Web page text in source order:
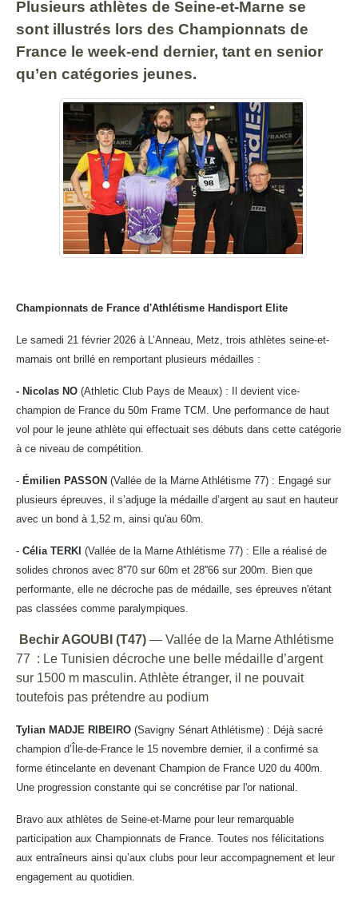
Plusieurs athlètes de Seine-et-Marne se
sont illustrés lors des Championnats de
France le week-end dernier, tant en senior
qu’en catégories jeunes.
Championnats de France d'Athlétisme Handisport Elite
Le samedi 21 février 2026 à L’Anneau, Metz, trois athlètes seine-et-
marnais ont brillé en remportant plusieurs médailles :
- Nicolas NO (Athletic Club Pays de Meaux) : Il devient vice-
champion de France du 50m Frame TCM. Une performance de haut
vol pour le jeune athlète qui effectuait ses débuts dans cette catégorie
à ce niveau de compétition.
- Émilien PASSON (Vallée de la Marne Athlétisme 77) : Engagé sur
plusieurs épreuves, il s’adjuge la médaille d’argent au saut en hauteur
avec un bond à 1,52 m, ainsi qu'au 60m.
- Célia TERKI (Vallée de la Marne Athlétisme 77) : Elle a réalisé de
solides chronos avec 8''70 sur 60m et 28''66 sur 200m. Bien que
performante, elle ne décroche pas de médaille, ses épreuves n'étant
pas classées comme paralympiques.
Bechir AGOUBI (T47) — Vallée de la Marne Athlétisme
77 : Le Tunisien décroche une belle médaille d’argent
sur 1500 m masculin. Athlète étranger, il ne pouvait
toutefois pas prétendre au podium
Tylian MADJE RIBEIRO (Savigny Sénart Athlétisme) : Déjà sacré
champion d’Île-de-France le 15 novembre dernier, il a confirmé sa
forme étincelante en devenant Champion de France U20 du 400m.
Une progression constante qui se concrétise par l'or national.
Bravo aux athlètes de Seine-et-Marne pour leur remarquable
participation aux Championnats de France. Toutes nos félicitations
aux entraîneurs ainsi qu’aux clubs pour leur accompagnement et leur
engagement au quotidien.